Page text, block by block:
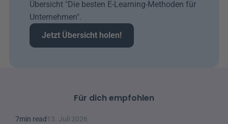
Übersicht "Die besten E-Learning-Methoden für
Unternehmen".
Jetzt Übersicht holen!
Für dich empfohlen
7min read13. Juli 2026